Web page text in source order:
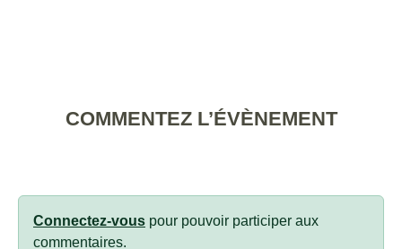
COMMENTEZ L’ÉVÈNEMENT
Connectez-vous pour pouvoir participer aux
commentaires.